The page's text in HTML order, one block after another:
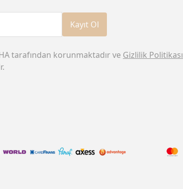
Kayıt Ol
tarafından korunmaktadır ve Gizlilik Politikası